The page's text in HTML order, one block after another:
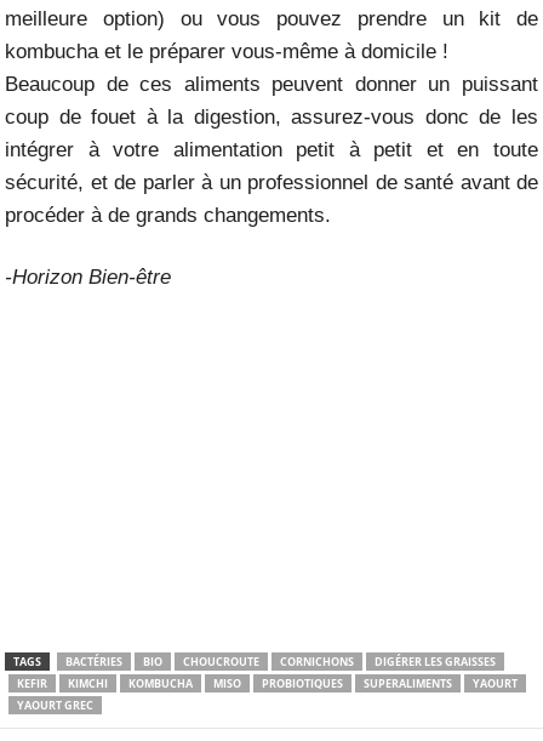
meilleure option) ou vous pouvez prendre un kit de
kombucha et le préparer vous-même à domicile !
Beaucoup de ces aliments peuvent donner un puissant
coup de fouet à la digestion, assurez-vous donc de les
intégrer à votre alimentation petit à petit et en toute
sécurité, et de parler à un professionnel de santé avant de
procéder à de grands changements.
-Horizon Bien-être
TAGS BACTÉRIES BIO CHOUCROUTE CORNICHONS
DIGÉRER LES GRAISSES
KEFIR
KIMCHI KOMBUCHA MISO PROBIOTIQUES SUPERALIMENTS
YAOURT
YAOURT GREC